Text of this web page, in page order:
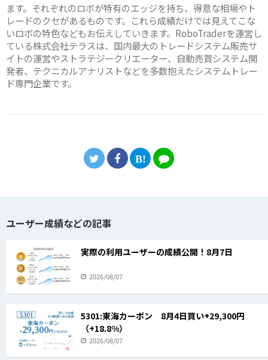
ます。それぞれのロボが特有のエッジを持ち、得意な相場やト
レードのクセがあるものです。これら成績だけでは見えてこな
いロボの特色などもお伝えしていきます。RoboTraderを運営し
ている株式会社テラスは、国内最大のトレードシステム販売サ
イトの運営やストラテジークリエーター、自動売買システム開
発者、テクニカルアナリストなどを多数抱えたシステムトレー
ド専門企業です。
ユーザー成績などの記事
実際の利用ユーザーの成績公開！8月7日
2026/08/07
5301:東海カーボン 8月4日買い+29,300円
（+18.8%）
2026/08/07